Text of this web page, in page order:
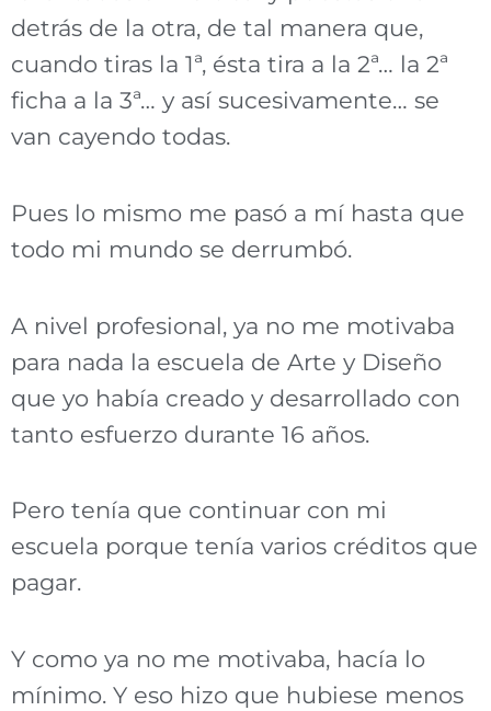
detrás de la otra, de tal manera que,
cuando tiras la 1ª, ésta tira a la 2ª… la 2ª
ficha a la 3ª… y así sucesivamente… se
van cayendo todas.
Pues lo mismo me pasó a mí hasta que
todo mi mundo se derrumbó.
A nivel profesional, ya no me motivaba
para nada la escuela de Arte y Diseño
que yo había creado y desarrollado con
tanto esfuerzo durante 16 años.
Pero tenía que continuar con mi
escuela porque tenía varios créditos que
pagar.
Y como ya no me motivaba, hacía lo
mínimo. Y eso hizo que hubiese menos